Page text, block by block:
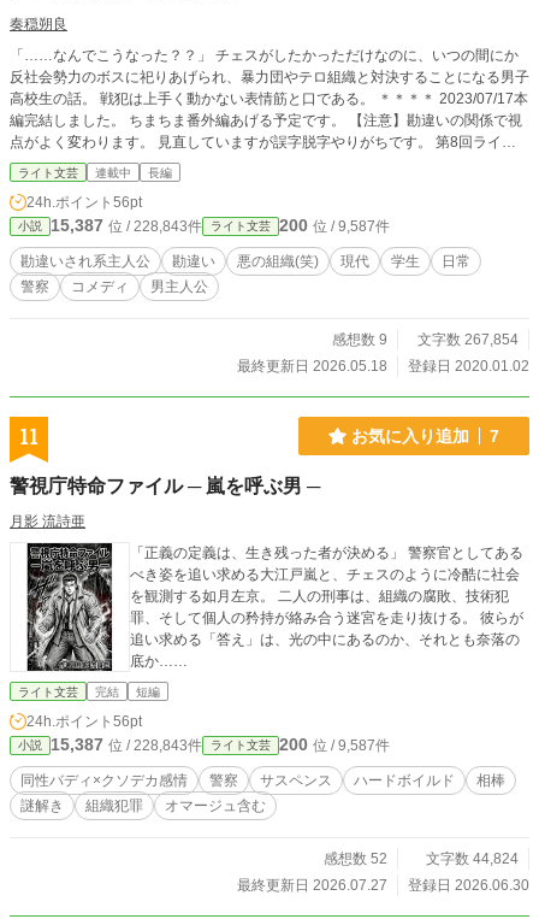
奏穏朔良
「……なんでこうなった？？」 チェスがしたかっただけなのに、いつの間にか
反社会勢力のボスに祀りあげられ、暴力団やテロ組織と対決することになる男子
高校生の話。 戦犯は上手く動かない表情筋と口である。 ＊＊＊＊ 2023/07/17本
編完結しました。 ちまちま番外編あげる予定です。 【注意】勘違いの関係で視
点がよく変わります。 見直していますが誤字脱字やりがちです。 第8回ライト
文芸大賞にて最高順位が22位、最終順位33位でした。投票して下さった読者の
皆様本当にありがとうございます！ (2025年6月5日)
ライト文芸 連載中 長編
24h.ポイント 56pt
小説 15,387 位 / 228,843件 ライト文芸 200 位 / 9,587件
勘違いされ系主人公 勘違い 悪の組織(笑) 現代 学生
日常
警察
コメディ 男主人公
感想数 9
文字数 267,854
最終更新日 2026.05.18
登録日 2020.01.02
11 お気に入り追加 7
警視庁特命ファイル ─ 嵐を呼ぶ男 ─
月影 流詩亜
「正義の定義は、生き残った者が決める」 警察官としてある
べき姿を追い求める大江戸嵐と、チェスのように冷酷に社会
を観測する如月左京。 二人の刑事は、組織の腐敗、技術犯
罪、そして個人の矜持が絡み合う迷宮を走り抜ける。 彼らが
追い求める「答え」は、光の中にあるのか、それとも奈落の
底か……
ライト文芸 完結 短編
24h.ポイント 56pt
小説 15,387 位 / 228,843件 ライト文芸 200 位 / 9,587件
同性バディ×クソデカ感情 警察 サスペンス ハードボイルド
相棒
謎解き
組織犯罪 オマージュ含む
感想数 52
文字数 44,824
最終更新日 2026.07.27
登録日 2026.06.30